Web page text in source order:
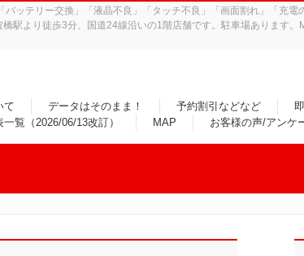
ッテリー交換」「液晶不良」「タッチ不良」「画面割れ」「充電
駅より徒歩3分、国道24線沿いの1階店舗です。駐車場あります
て データはそのまま！ 予約割引などなど
覧（2026/06/13改訂）
MAP お客様の声/アンケ